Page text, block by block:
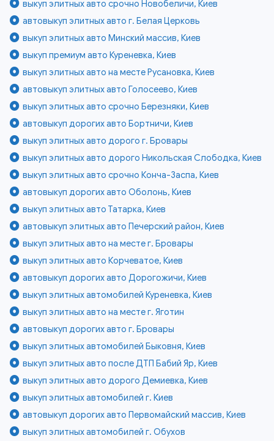
выкуп элитных авто срочно Новобеличи, Киев
автовыкуп элитных авто г. Белая Церковь
выкуп элитных авто Минский массив, Киев
выкуп премиум авто Куреневка, Киев
выкуп элитных авто на месте Русановка, Киев
автовыкуп элитных авто Голосеево, Киев
выкуп элитных авто срочно Березняки, Киев
автовыкуп дорогих авто Бортничи, Киев
выкуп элитных авто дорого г. Бровары
выкуп элитных авто дорого Никольская Слободка, Киев
выкуп элитных авто срочно Конча-Заспа, Киев
автовыкуп дорогих авто Оболонь, Киев
выкуп элитных авто Татарка, Киев
автовыкуп элитных авто Печерский район, Киев
выкуп элитных авто на месте г. Бровары
выкуп элитных авто Корчеватое, Киев
автовыкуп дорогих авто Дорогожичи, Киев
выкуп элитных автомобилей Куреневка, Киев
выкуп элитных авто на месте г. Яготин
автовыкуп дорогих авто г. Бровары
выкуп элитных автомобилей Быковня, Киев
выкуп элитных авто после ДТП Бабий Яр, Киев
выкуп элитных авто дорого Демиевка, Киев
выкуп элитных автомобилей г. Киев
автовыкуп дорогих авто Первомайский массив, Киев
выкуп элитных автомобилей г. Обухов